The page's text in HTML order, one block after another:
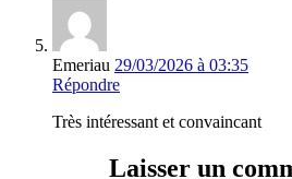
Emeriau 29/03/2026 à 03:35
Répondre
Très intéressant et convaincant
Laisser un